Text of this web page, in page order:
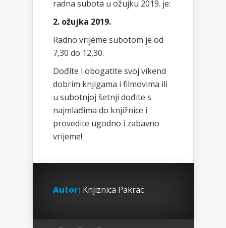
radna subota u ožujku 2019. je:
2. ožujka 2019.
Radno vrijeme subotom je od
7,30 do 12,30.
Dođite i obogatite svoj vikend
dobrim knjigama i filmovima ili
u subotnjoj šetnji dođite s
najmlađima do knjižnice i
provedite ugodno i zabavno
vrijeme!
Autor: Knjiznica Pakrac